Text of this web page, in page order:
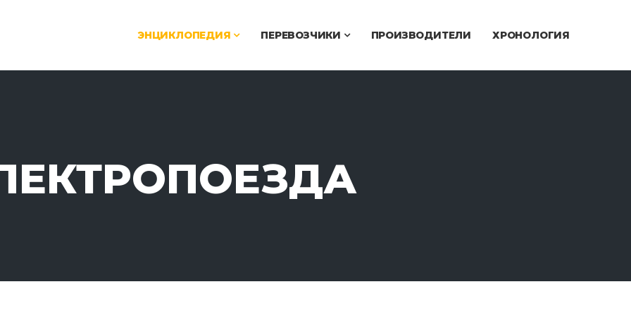
ЭНЦИКЛОПЕДИЯ ПЕРЕВОЗЧИКИ ПРОИЗВОДИТЕЛИ ХРОНОЛОГИЯ